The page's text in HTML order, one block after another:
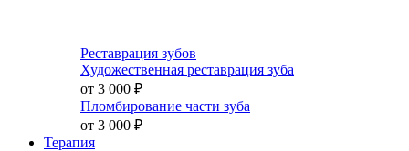
Реставрация зубов
Художественная реставрация зуба
от 3 000 ₽
Пломбирование части зуба
от 3 000 ₽
Терапия